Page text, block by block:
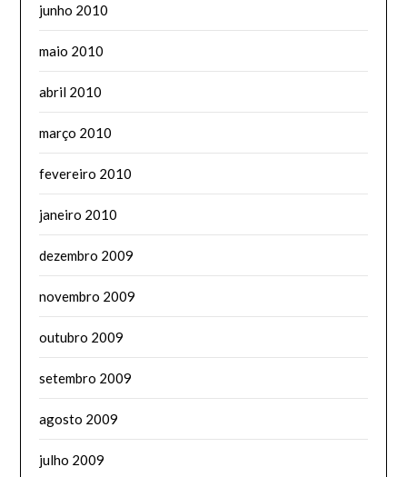
junho 2010
maio 2010
abril 2010
março 2010
fevereiro 2010
janeiro 2010
dezembro 2009
novembro 2009
outubro 2009
setembro 2009
agosto 2009
julho 2009